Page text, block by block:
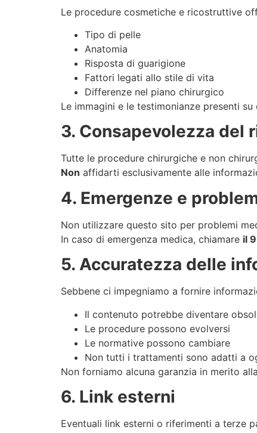
Le procedure cosmetiche e ricostruttive
Tipo di pelle
Anatomia
Risposta di guarigione
Fattori legati allo stile di vita
Differenze nel piano chirurgico
Le immagini e le testimonianze presenti su
3. Consapevolezza del
Tutte le procedure chirurgiche e non
Non affidarti esclusivamente alle
4. Emergenze e
Non utilizzare questo sito per problemi
In caso di emergenza medica, chiamare il
5. Accuratezza delle
Sebbene ci impegniamo a fornire
Il contenuto potrebbe diventare
Le procedure possono evolversi
Le normative possono cambiare
Non tutti i trattamenti sono adatti a
Non forniamo alcuna garanzia in merito
6. Link esterni
Eventuali link esterni o riferimenti a terze